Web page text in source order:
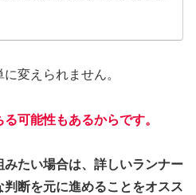
変えられません。
可能性もあるからです。
みたい場合は、詳しいランナー
断を元に進めることをオスス